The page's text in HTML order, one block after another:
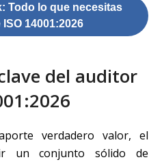
Todo lo que necesitas
14001:2026
del auditor
verdadero valor, el
un conjunto sólido de